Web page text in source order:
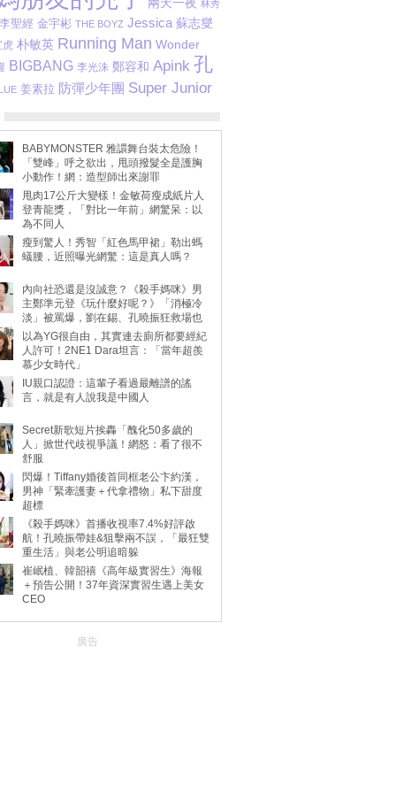
兩天一夜 林秀
聖經 金宇彬 THE BOYZ Jessica 蘇志燮
虎 朴敏英 Running Man Wonder
BIGBANG 李光洙 鄭容和 Apink 孔
姜素拉 防彈少年團 Super Junior
BABYMONSTER 雅譞舞台裝太危險！
「雙峰」呼之欲出，甩頭撥髮全是護胸
小動作！網：造型師出來謝罪
甩肉17公斤大變樣！金敏荷瘦成紙片人
登青龍獎，「對比一年前」網驚呆：以
為不同人
瘦到驚人！秀智「紅色馬甲裙」勒出螞
蟻腰，近照曝光網驚：這是真人嗎？
內向社恐還是沒誠意？《殺手媽咪》男
主鄭準元登《玩什麼好呢？》「消極冷
淡」被罵爆，劉在錫、孔曉振狂救場也
動
以為YG很自由，其實連去廁所都要經紀
人許可！2NE1 Dara坦言：「當年超羨
慕少女時代」
IU親口認證：這輩子看過最離譜的謠
言，就是有人說我是中國人
Secret新歌短片挨轟「醜化50多歲的
人」掀世代歧視爭議！網怒：看了很不
舒服
閃爆！Tiffany婚後首同框老公卞約漢，
男神「緊牽護妻＋代拿禮物」私下甜度
超標
《殺手媽咪》首播收視率7.4%好評啟
航！孔曉振帶娃&狙擊兩不誤，「最狂雙
重生活」與老公明追暗躲
崔岷植、韓韶禧《高年級實習生》海報
＋預告公開！37年資深實習生遇上美女
CEO
廣告